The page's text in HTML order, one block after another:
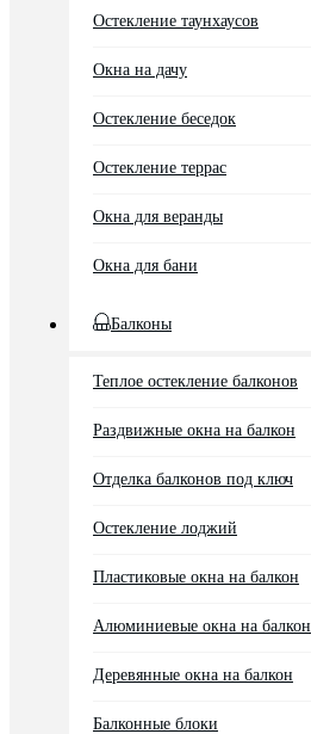
Остекление таунхаусов
Окна на дачу
Остекление беседок
Остекление террас
Окна для веранды
Окна для бани
Балконы
Теплое остекление балконов
Раздвижные окна на балкон
Отделка балконов под ключ
Остекление лоджий
Пластиковые окна на балкон
Алюминиевые окна на балкон
Деревянные окна на балкон
Балконные блоки